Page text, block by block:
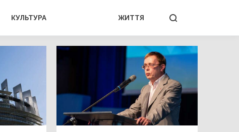
КУЛЬТУРА ЖИТТЯ